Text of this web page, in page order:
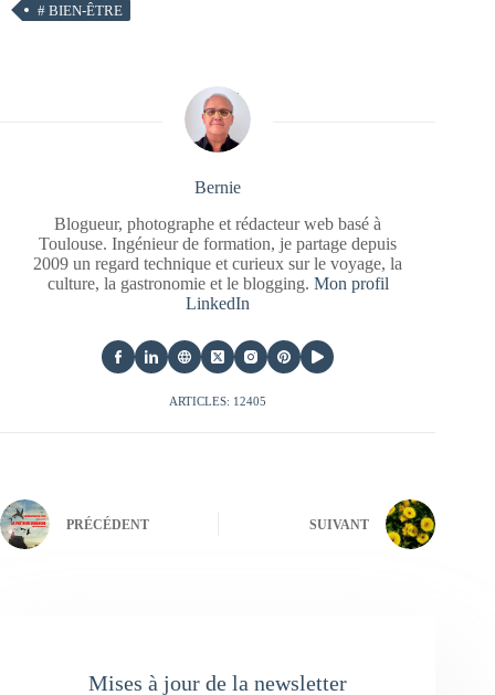
# BIEN-ÊTRE
Bernie
Blogueur, photographe et rédacteur web basé à
Toulouse. Ingénieur de formation, je partage depuis
2009 un regard technique et curieux sur le voyage, la
culture, la gastronomie et le blogging. Mon profil
LinkedIn
ARTICLES: 12405
PRÉCÉDENT SUIVANT
Mises à jour de la newsletter